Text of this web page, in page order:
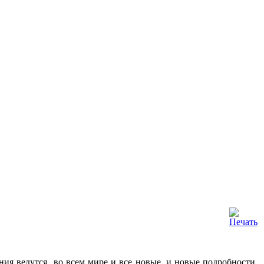
ведутся во всем мире и все новые, и новые подробности